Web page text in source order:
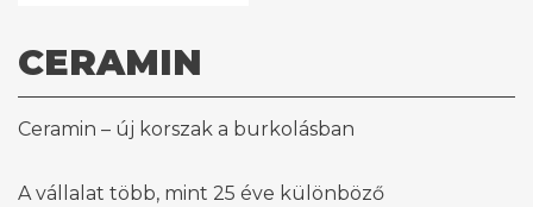
CERAMIN
Ceramin – új korszak a burkolásban
A vállalat több, mint 25 éve különböző